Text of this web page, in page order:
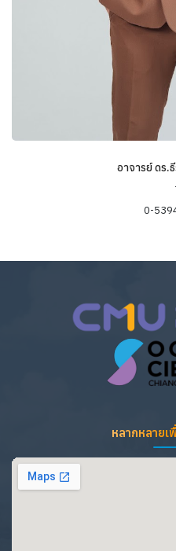
ข้อมูลคว
อาจารย์ ดร.
0-
หลากหลาย